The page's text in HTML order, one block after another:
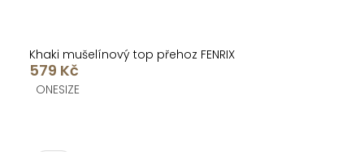
Khaki mušelínový top přehoz FENRIX
579 Kč
ONESIZE